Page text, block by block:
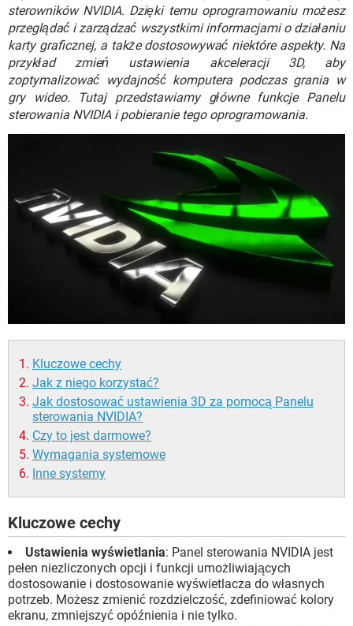
WINDOWS 10
sterowników NVIDIA. Dzięki temu oprogramowaniu możesz
przeglądać i zarządzać wszystkimi informacjami o działaniu
karty graficznej, a także dostosowywać niektóre aspekty. Na
przykład zmień ustawienia akceleracji 3D, aby
zoptymalizować wydajność komputera podczas grania w
gry wideo. Tutaj przedstawiamy główne funkcje Panelu
sterowania NVIDIA i pobieranie tego oprogramowania.
Kluczowe cechy
Jak z niego korzystać?
Jak dostosować ustawienia 3D za pomocą Panelu
sterowania NVIDIA?
Czy to jest darmowe?
Wymagania systemowe
Inne systemy
Kluczowe cechy
Ustawienia wyświetlania: Panel sterowania NVIDIA jest
pełen niezliczonych opcji i funkcji umożliwiających
dostosowanie i dostosowanie wyświetlacza do własnych
potrzeb. Możesz zmienić rozdzielczość, zdefiniować kolory
ekranu, zmniejszyć opóźnienia i nie tylko.